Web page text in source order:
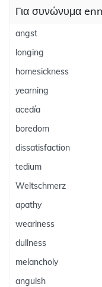
Για συνώνυμα
angst
longing
homesickness
yearning
acedía
boredom
dissatisfaction
tedium
Weltschmerz
apathy
weariness
dullness
melancholy
anguish